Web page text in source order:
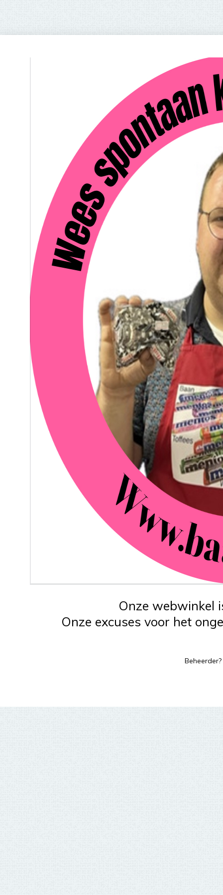
Onze webwinkel
Onze excuses voor het
Beheerder?